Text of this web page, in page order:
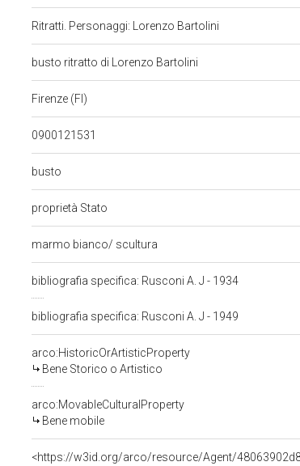
Ritratti. Personaggi: Lorenzo Bartolini
busto ritratto di Lorenzo Bartolini
Firenze (FI)
0900121531
busto
proprietà Stato
marmo bianco/ scultura
bibliografia specifica: Rusconi A. J - 1934
bibliografia specifica: Rusconi A. J - 1949
arco:HistoricOrArtisticProperty
Bene Storico o Artistico
arco:MovableCulturalProperty
Bene mobile
<https://w3id.org/arco/resource/Agent/